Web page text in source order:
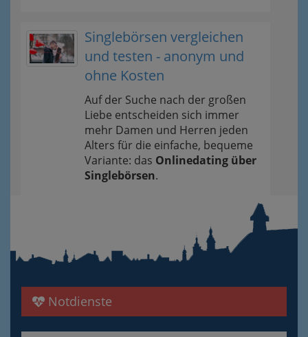
Singlebörsen vergleichen
und testen - anonym und
ohne Kosten
Auf der Suche nach der großen
Liebe entscheiden sich immer
mehr Damen und Herren jeden
Alters für die einfache, bequeme
Variante: das Onlinedating über
Singlebörsen.
Notdienste